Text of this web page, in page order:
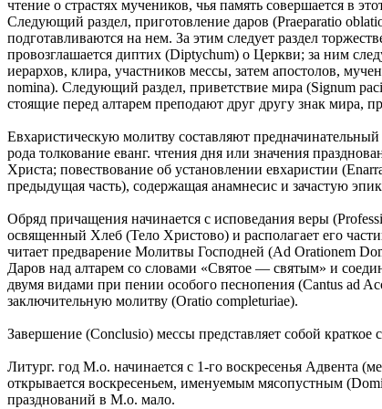
чтение о страстях мучеников, чья память совершается в
Следующий раздел, приготовление даров (Praeparatio
подготавливаются на нем. За этим следует раздел
провозглашается диптих (Diptychum) о Церкви; за ним
иерархов, клира, участников мессы, затем апостолов,
nomina). Следующий раздел, приветствие мира (Signum
стоящие перед алтарем преподают друг другу знак мира,
Евхаристическую молитву составляют
рода толкование еванг. чтения дня или значения
Христа; повествование об установлении евхаристии
предыдущая часть), содержащая анамнесис и зачастую
Обряд причащения начинается с исповедания веры
освященный Хлеб (Тело Христово) и располагает его
читает предварение Молитвы Господней (Ad Orationem
Даров над алтарем со словами «Святое — святым» и
двумя видами при пении особого песнопения (Cantus ad
заключительную молитву (Oratio completuriae).
Завершение (Conclusio) мессы представляет собой краткое
Литург. год М.о. начинается с 1-го воскресенья Адвента
открывается воскресеньем, именуемым мясопустным
празднований в М.о. мало.